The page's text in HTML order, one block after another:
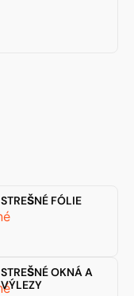
STREŠNÉ FÓLIE
STREŠNÉ OKNÁ A
VÝLEZY